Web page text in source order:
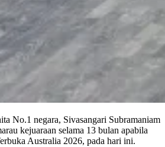
No.1 negara, Sivasangari Subramaniam
kejuaraan selama 13 bulan apabila
Australia 2026, pada hari ini.